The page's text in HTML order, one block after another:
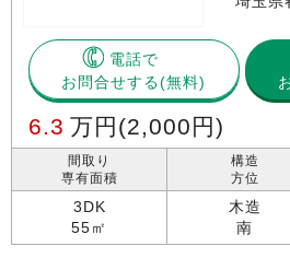
電話で
お問合せする
6.3 万円 (2,000円)
間取り
専有面積
3DK
55㎡
構造
方位
木造
南